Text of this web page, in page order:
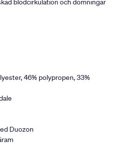
blodcirkulation och domningar
46% polypropen, 33%
Duozon